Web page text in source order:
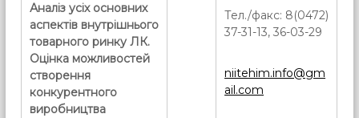
Аналіз усіх основних
аспектів внутрішнього
товарного ринку ЛК.
Оцінка можливостей
створення
конкурентного
виробництва
Тел./факс: 8(0472)
37-31-13, 36-03-29
niitehim.info@gm
ail.com